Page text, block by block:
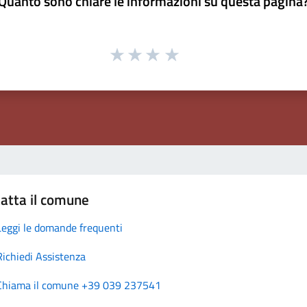
il comune
le domande frequenti
Assistenza
il comune +39 039 237541